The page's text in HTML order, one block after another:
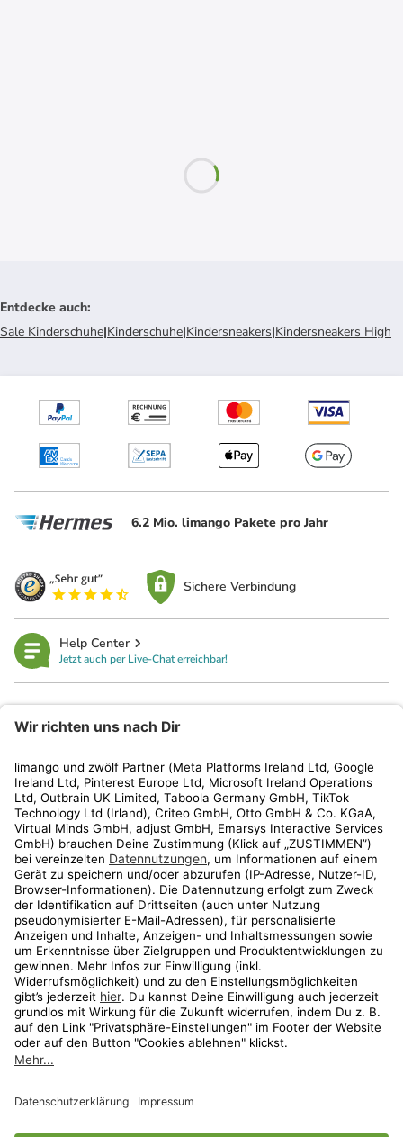
Entdecke auch:
Sale Kinderschuhe|Kinderschuhe|Kindersneakers|Kindersneakers High
6.2 Mio. limango Pakete pro Jahr
Sichere Verbindung
Help Center
Jetzt auch per Live-Chat erreichbar!
Kundenservice
Shop
Aktionen
Travel